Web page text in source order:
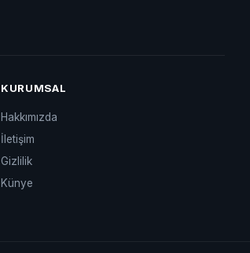
KURUMSAL
Hakkımızda
İletişim
Gizlilik
Künye